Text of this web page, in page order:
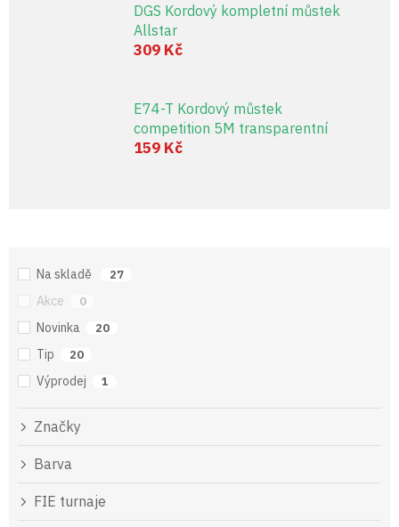
DGS Kordový kompletní můstek
Allstar
309 Kč
E74-T Kordový můstek
competition 5M transparentní
159 Kč
Na skladě 27
Akce 0
Novinka 20
Tip 20
Výprodej 1
Značky
Barva
FIE turnaje